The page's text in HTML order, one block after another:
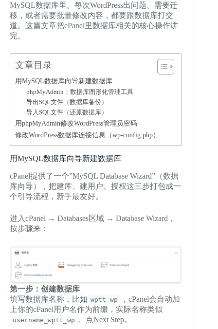
MySQL数据库里。每次WordPress出问题、需要迁
移，或者需要批量修改内容，都要跟数据库打交
道。这篇文章把cPanel里数据库相关的核心操作讲
完。
文章目录
用MySQL数据库向导新建数据库
phpMyAdmin：数据库图形化管理工具
导出SQL文件（数据库备份）
导入SQL文件（还原数据库）
用phpMyAdmin修改WordPress管理员密码
修改WordPress数据库连接信息（wp-config.php）
用MySQL数据库向导新建数据库
cPanel提供了一个”MySQL Database Wizard”（数据
库向导），把建库、建用户、授权这三步打包成一
个引导流程，新手最友好。
进入cPanel → Databases区域 → Database Wizard，
按步骤来：
第一步：创建数据库
填写数据库名称，比如 wptt_wp
，cPanel会自动加
上你的cPanel用户名作为前缀，实际名称类似
username_wptt_wp 。点Next Step。